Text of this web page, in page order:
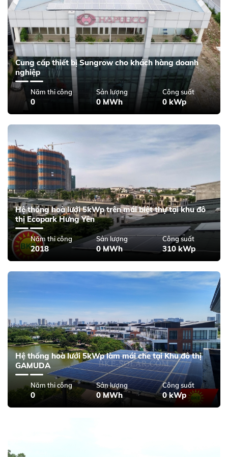
Cung cấp thiết bị Sungrow cho khách hàng doanh
nghiệp
Năm thi công
0
Sản lượng
0 MWh
Công suất
0 kWp
Hệ thống hoà lưới 5kWp trên mái biệt thự tại khu đô
thị Ecopark Hưng Yên
Năm thi công
2018
Sản lượng
0 MWh
Công suất
310 kWp
Hệ thống hoà lưới 5kWp làm mái che tại Khu đô thị
GAMUDA
Năm thi công
0
Sản lượng
0 MWh
Công suất
0 kWp